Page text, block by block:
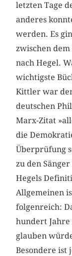
letzten Tage
anderes
werden. Es
zwischen
nach Hegel.
wichtigste
Kittler war
deutschen
Marx-Zitat
die
Überprüfung
zu den
Hegels
Allgemeinen
folgenreich:
hundert
glauben
Besondere ist